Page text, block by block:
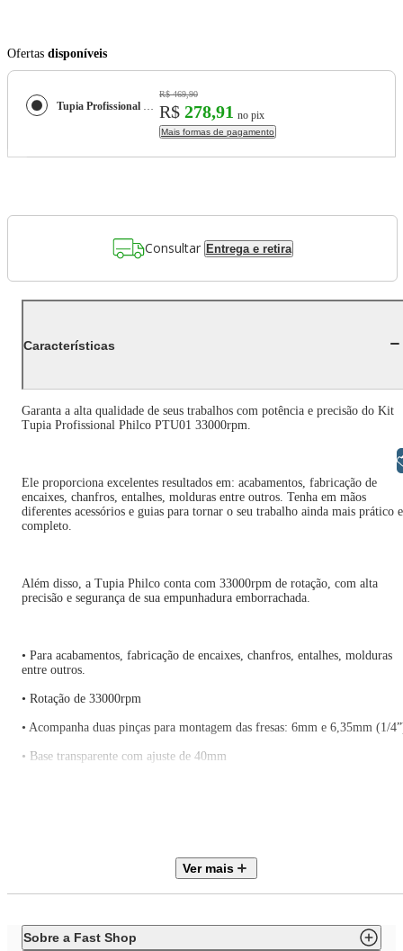
Ofertas disponíveis
Tupia Profissional Philco PTU01 33000rpm + Jogo de Fresa
R$ 469,90
R$ 278,91 no pix
Mais formas de pagamento
Consultar Entrega e retira
Características
Garanta a alta qualidade de seus trabalhos com potência e precisão do Kit
Tupia Profissional Philco PTU01 33000rpm.
Ele proporciona excelentes resultados em: acabamentos, fabricação de
encaixes, chanfros, entalhes, molduras entre outros. Tenha em mãos
diferentes acessórios e guias para tornar o seu trabalho ainda mais prático e
completo.
Além disso, a Tupia Philco conta com 33000rpm de rotação, com alta
precisão e segurança de sua empunhadura emborrachada.
• Para acabamentos, fabricação de encaixes, chanfros, entalhes, molduras
entre outros.
• Rotação de 33000rpm
• Acompanha duas pinças para montagem das fresas: 6mm e 6,35mm (1/
• Base transparente com ajuste de 40mm
• Empunhadura emborrachada
Ver mais
Sobre a Fast Shop